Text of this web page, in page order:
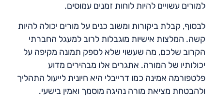
למורים עשויים להיות לוחות זמנים עמוסים.
לבסוף, קבלת ביקורות ומשוב כנים על מורים יכולה להיות
קשה. המלצות אישיות מוגבלות לרוב למעגל החברתי
הקרוב שלכם, מה שעשוי שלא לספק תמונה מקיפה על
יכולותיו של המורה. אתגרים אלו מבהירים מדוע
פלטפורמה אמינה כמו דרייבלי היא חיונית לייעול התהליך
ולהבטחת מציאת מורה נהיגה מוסמך ואמין בישעי.